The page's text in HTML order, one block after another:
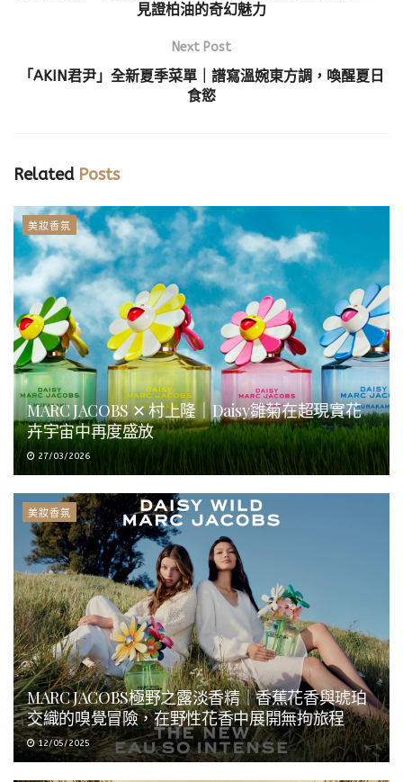
見證柏油的奇幻魅力
Next Post
「AKIN君尹」全新夏季菜單｜譜寫溫婉東方調，喚醒夏日
食慾
RelatedPosts
美妝香氛
MARC JACOBS ✕ 村上隆｜Daisy雛菊在超現實花
卉宇宙中再度盛放
27/03/2026
美妝香氛
MARC JACOBS極野之露淡香精｜香蕉花香與琥珀
交織的嗅覺冒險，在野性花香中展開無拘旅程
12/05/2025